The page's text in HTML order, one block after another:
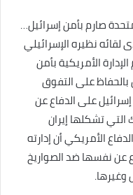
صارم بأمن إسرائيل…
لقائه نظيره الإسرائيلي
الأمريكية بأمن
على التفوق
على الدفاع عن
تشكلها إيران
الأمريكي أن إدارته
عن نفسها ضد الصواريخ
وغيرها.